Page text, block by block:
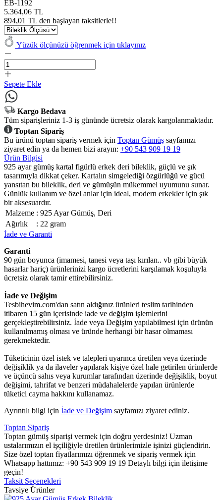
EB-1192
5.364,06 TL
894,01 TL den başlayan taksitlerle!!
Yüzük ölçünüzü öğrenmek için tıklayınız
Sepete Ekle
Kargo Bedava
Tüm siparişleriniz 1-3 iş gününde ücretsiz olarak kargolanmaktadır.
Toptan Sipariş
Bu ürünü toptan sipariş vermek için Toptan Gümüş sayfamızı
ziyaret edin ya da hemen bizi arayın: +90 543 909 19 19
Ürün Bilgisi
925 ayar gümüş kartal figürlü erkek deri bileklik, güçlü ve şık
tasarımıyla dikkat çeker. Kartalın simgelediği özgürlüğü ve gücü
yansıtan bu bileklik, deri ve gümüşün mükemmel uyumunu sunar.
Günlük kullanım ve özel anlar için ideal, modern erkekler için şık
bir aksesuardır.
Malzeme : 925 Ayar Gümüş, Deri
Ağırlık
: 22 gram
İade ve Garanti
Garanti
90 gün boyunca (imamesi, tanesi veya taşı kırılan.. vb gibi büyük
hasarlar hariç) ürünlerinizi kargo ücretlerini karşılamak koşuluyla
ücretsiz olarak tamir ettirebilirsiniz.
İade ve Değişim
Tesbihevim.com'dan satın aldığınız ürünleri teslim tarihinden
itibaren 15 gün içerisinde iade ve değişim işlemlerini
gerçekleştirebilirsiniz. İade veya Değişim yapılabilmesi için ürünün
kullanılmamış olması ve üründe herhangi bir hasar olmaması
gerekmektedir.
Tüketicinin özel istek ve talepleri uyarınca üretilen veya üzerinde
değişiklik ya da ilaveler yapılarak kişiye özel hale getirilen ürünlerde
ve üçüncü sahıs veya kurumlar tarafından üzerinde değişiklik, boyut
değişimi, tahrifat ve benzeri müdahalelerde yapılan ürünlerde
tüketici cayma hakkını kullanamaz.
Ayrıntılı bilgi için İade ve Değişim sayfamızı ziyaret ediniz.
Toptan Sipariş
Toptan gümüş siparişi vermek için doğru yerdesiniz! Uzman
ustalarımızın el işçiliğiyle üretilen ürünlerimizle işinizi güçlendirin.
Size özel toptan fiyatlarımızı öğrenmek ve sipariş vermek için
Whatsapp hattımız: +90 543 909 19 19 Detaylı bilgi için iletişime
geçin!
Taksit Seçenekleri
Tavsiye Ürünler